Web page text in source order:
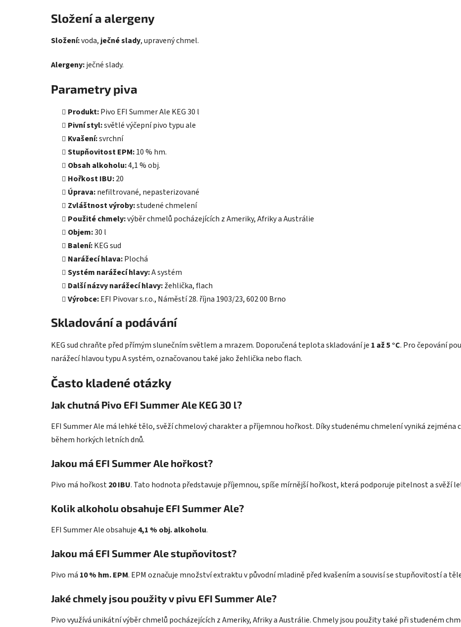
Složení a alergeny
Složení:voda,ječné slady, upravený chmel.
Alergeny:ječné slady.
Parametry piva
Produkt:Pivo EFI Summer Ale KEG 30 l
Pivní styl:světlé výčepní pivo typu ale
Kvašení:svrchní
Stupňovitost EPM:10 % hm.
Obsah alkoholu:4,1 % obj.
Hořkost IBU:20
Úprava:nefiltrované, nepasterizované
Zvláštnost výroby:studené chmelení
Použité chmely:výběr chmelů pocházejících z Ameriky, Afriky a Austrálie
Objem:30 l
Balení:KEG sud
Narážecí hlava:Plochá
Systém narážecí hlavy:A systém
Další názvy narážecí hlavy:žehlička, flach
Výrobce:EFI Pivovar s.r.o., Náměstí 28. října 1903/23, 602 00 Brno
Skladování a podávání
KEG sud chraňte před přímým slunečním světlem a mrazem. Doporučená teplota skladování je 1 až 5 °C. Pro čepování
narážecí hlavou typu A systém, označovanou také jako žehlička nebo flach.
Často kladené otázky
Jak chutná Pivo EFI Summer Ale KEG 30 l?
EFI Summer Ale má lehké tělo, svěží chmelový charakter a příjemnou hořkost. Díky studenému chmelení vyniká zejména
během horkých letních dnů.
Jakou má EFI Summer Ale hořkost?
Pivo má hořkost20 IBU. Tato hodnota představuje příjemnou, spíše mírnější hořkost, která podporuje pitelnost a svěží
Kolik alkoholu obsahuje EFI Summer Ale?
EFI Summer Ale obsahuje4,1 % obj. alkoholu.
Jakou má EFI Summer Ale stupňovitost?
Pivo má 10 % hm. EPM. EPM označuje množství extraktu v původní mladině před kvašením a souvisí se stupňovitostí a
Jaké chmely jsou použity v pivu EFI Summer Ale?
Pivo využívá unikátní výběr chmelů pocházejících z Ameriky, Afriky a Austrálie. Chmely jsou použity také při studeném